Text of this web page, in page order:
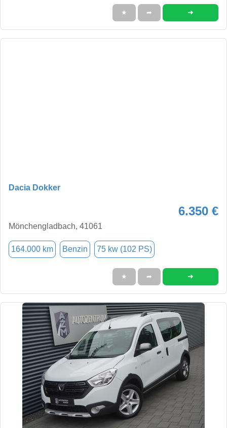
★ ➦ ➜
Dacia Dokker
6.350 €
Mönchengladbach, 41061
164.000 km Benzin 75 kw (102 PS)
★ ➦ ➜